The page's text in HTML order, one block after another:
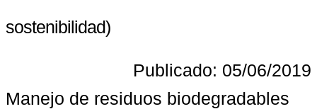
sostenibilidad)
Publicado: 05/06/2019
Manejo de residuos biodegradables